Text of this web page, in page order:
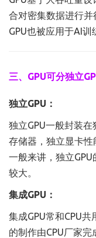
合对密集数据进行
GPU也被应用于AI训
三、GPU可分独立
独立GPU：
独立GPU一般封装
存储器，独立显卡性
一般来讲，独立
较大。
集成GPU：
集成GPU常和CPU
的制作由CPU厂家